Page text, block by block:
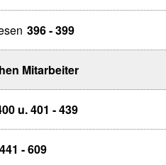
396 - 399
Mitarbeiter
u. 401 - 439
- 609